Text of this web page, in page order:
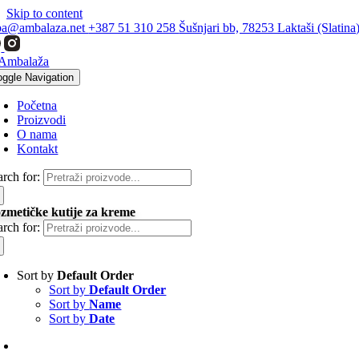
Skip to content
+387 51 310 258 Šušnjari bb, 78253 Laktaši (Slatina)
Navigation
Početna
Proizvodi
O nama
Kontakt
for:
kutije za kreme
for:
Sort byDefault Order
Sort byDefault Order
Sort byName
Sort byDate